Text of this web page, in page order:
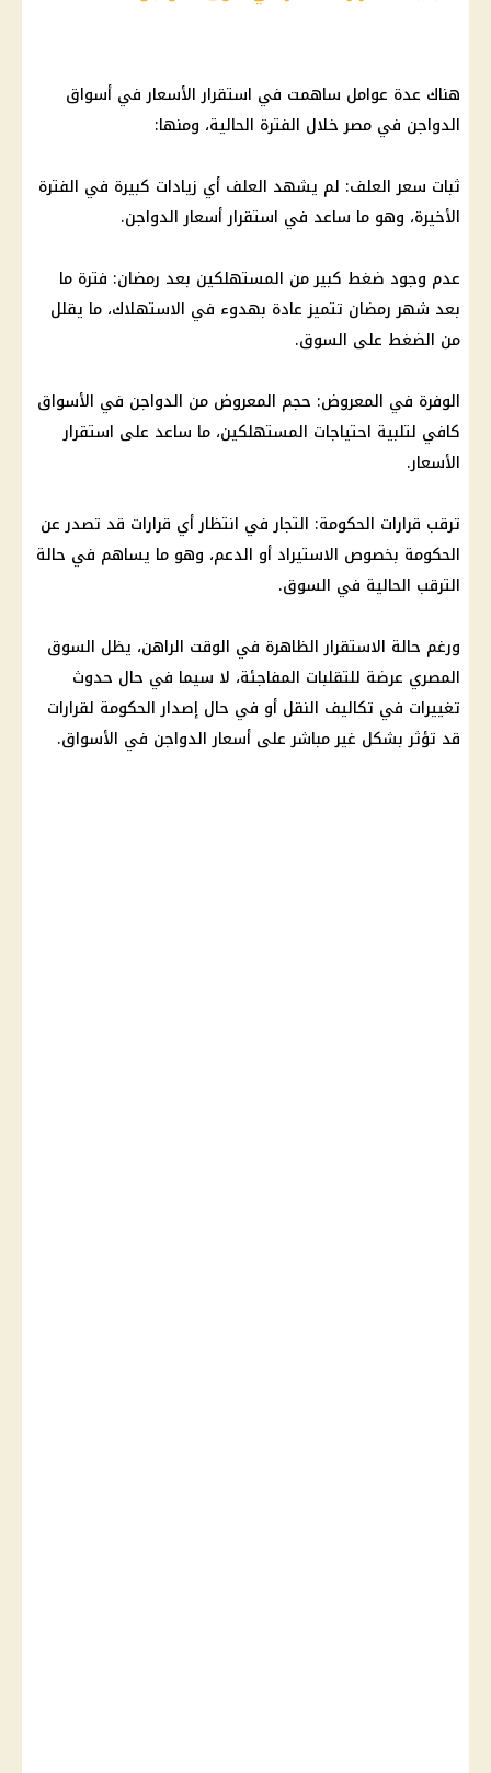
هناك عدة عوامل ساهمت في استقرار الأسعار في أسواق
الدواجن في مصر خلال الفترة الحالية، ومنها:
ثبات سعر العلف: لم يشهد العلف أي زيادات كبيرة في الفترة
الأخيرة، وهو ما ساعد في استقرارأسعار الدواجن.
عدم وجود ضغط كبير من المستهلكين بعد رمضان: فترة ما
بعد شهر رمضان تتميز عادة بهدوء في الاستهلاك، ما يقلل
من الضغط على السوق.
الوفرة في المعروض: حجم المعروض من الدواجن في الأسواق
كافي لتلبية احتياجات المستهلكين، ما ساعد على استقرار
الأسعار.
ترقب قرارات الحكومة: التجار في انتظار أي قرارات قد تصدر عن
الحكومة بخصوص الاستيراد أو الدعم، وهو ما يساهم في حالة
الترقب الحالية في السوق.
ورغم حالة الاستقرار الظاهرة في الوقت الراهن، يظل السوق
المصري عرضة للتقلبات المفاجئة، لا سيما في حال حدوث
تغييرات في تكاليف النقل أو في حال إصدارالحكومة لقرارات
قد تؤثر بشكل غير مباشر على أسعار الدواجن في الأسواق.